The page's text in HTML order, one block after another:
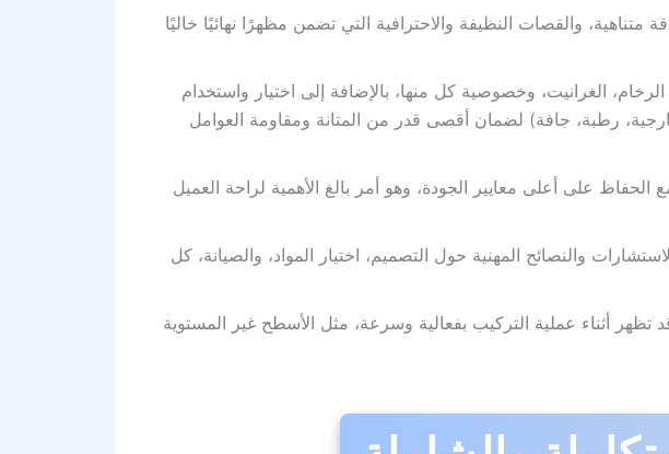
متناهية، والقصات النظيفة والاحترافية التي تضمن مظهرًا نهائيًا خاليًا
الغرانيت، وخصوصية كل منها، بالإضافة إلى اختيار واستخدام
رطبة، جافة) لضمان أقصى قدر من المتانة ومقاومة العوامل
على أعلى معايير الجودة، وهو أمر بالغ الأهمية لراحة العميل
والنصائح المهنية حول التصميم، اختيار المواد، والصيانة، كل
أثناء عملية التركيب بفعالية وسرعة، مثل الأسطح غير المستوية